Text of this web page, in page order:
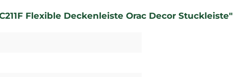
Flexible Deckenleiste Orac Decor Stuckleiste"